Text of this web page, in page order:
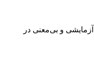
و بی‌معنی در